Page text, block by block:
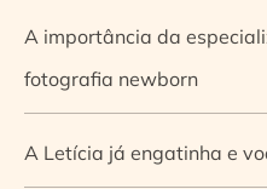
A importância da
fotografia newborn
A Letícia já engatinha e